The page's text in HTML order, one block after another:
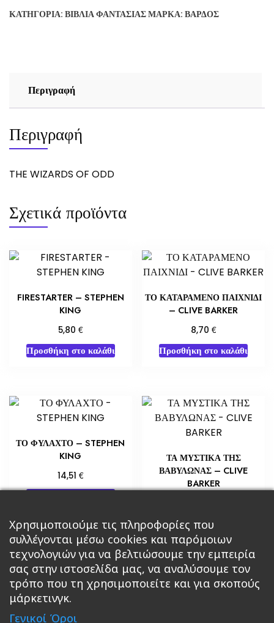
ποσότητα
ΚΑΤΗΓΟΡΊΑ: ΒΙΒΛΊΑ ΦΑΝΤΑΣΊΑΣΜΆΡΚΑ: ΒΆΡΔΟΣ
Περιγραφή
Περιγραφή
THE WIZARDS OF ODD
Σχετικά προϊόντα
FIRESTARTER – STEPHEN
KING
5,80 €
Προσθήκη στο καλάθι
ΤΟ ΚΑΤΑΡΑΜΕΝΟ ΠΑΙΧΝΙΔΙ
– CLIVE BARKER
8,70 €
Προσθήκη στο καλάθι
ΤΟ ΦΥΛΑΧΤΟ – STEPHEN
KING
14,51 €
ΤΑ ΜΥΣΤΙΚΑ ΤΗΣ
ΒΑΒΥΛΩΝΑΣ – CLIVE
BARKER
Προσθήκη στο καλάθι
Κεντρική Βιβλία
Χρησιμοποιούμε τις πληροφορίες που
συλλέγονται μέσω cookies και παρόμοιων
τεχνολογιών για να βελτιώσουμε την εμπειρία
σας στην ιστοσελίδα μας, να αναλύσουμε τον
τρόπο που τη χρησιμοποιείτε και για σκοπούς
μάρκετινγκ.
Γενικοί Όροι